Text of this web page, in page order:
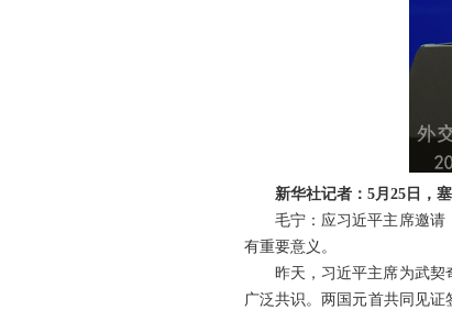
新华社记者：5月25日，
毛宁：应习近平主席邀请
有重要意义。
昨天，习近平主席为武
广泛共识。两国元首共同见